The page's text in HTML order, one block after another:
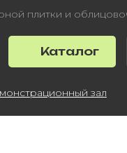
плитки и
Каталог
зал